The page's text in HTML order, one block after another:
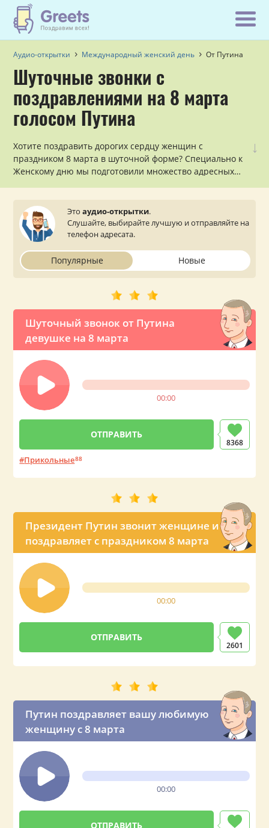
Аудио-открытки Международный женский день От Путина
Шуточные звонки с
поздравлениями на 8 марта
голосом Путина
↓
Хотите поздравить дорогих сердцу женщин с
праздником 8 марта в шуточной форме? Специально к
Женскому дню мы подготовили множество адресных
отправляйте и смотрите статус доставки.
Этоаудио-открытки.
Слушайте, выбирайте лучшую и отправляйте на
телефон адресата.
Популярные Новые
Шуточный звонок от Путина
девушке на 8 марта
00:00
8368
Прикольные88
Президент Путин звонит женщине и
поздравляет с праздником 8 марта
00:00
2601
Путин поздравляет вашу любимую
женщину с 8 марта
00:00